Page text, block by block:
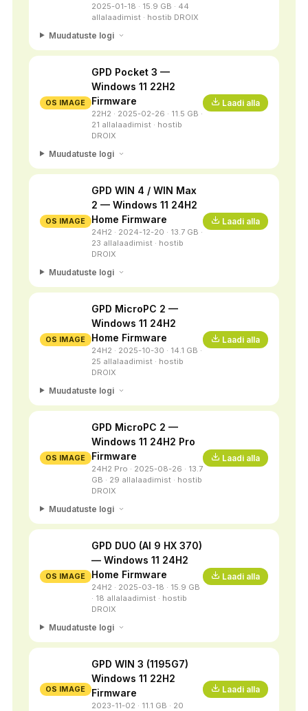
2025-01-18 · 15.9 GB · 44
allalaadimist · hostib DROIX
Muudatuste logi
OS IMAGE
GPD Pocket 3 —
Windows 11 22H2
Firmware
22H2 · 2025-02-26 · 11.5 GB ·
21 allalaadimist · hostib
DROIX
Laadi alla
Muudatuste logi
OS IMAGE
GPD WIN 4 / WIN Max
2 — Windows 11 24H2
Home Firmware
24H2 · 2024-12-20 · 13.7 GB ·
23 allalaadimist · hostib
DROIX
Laadi alla
Muudatuste logi
OS IMAGE
GPD MicroPC 2 —
Windows 11 24H2
Home Firmware
24H2 · 2025-10-30 · 14.1 GB ·
25 allalaadimist · hostib
DROIX
Laadi alla
Muudatuste logi
OS IMAGE
GPD MicroPC 2 —
Windows 11 24H2 Pro
Firmware
24H2 Pro · 2025-08-26 · 13.7
GB · 29 allalaadimist · hostib
DROIX
Laadi alla
Muudatuste logi
OS IMAGE
GPD DUO (AI 9 HX 370)
— Windows 11 24H2
Home Firmware
24H2 · 2025-03-18 · 15.9 GB
· 18 allalaadimist · hostib
DROIX
Laadi alla
Muudatuste logi
OS IMAGE
GPD WIN 3 (1195G7)
Windows 11 22H2
Firmware
2023-11-02 · 11.1 GB · 20
Laadi alla